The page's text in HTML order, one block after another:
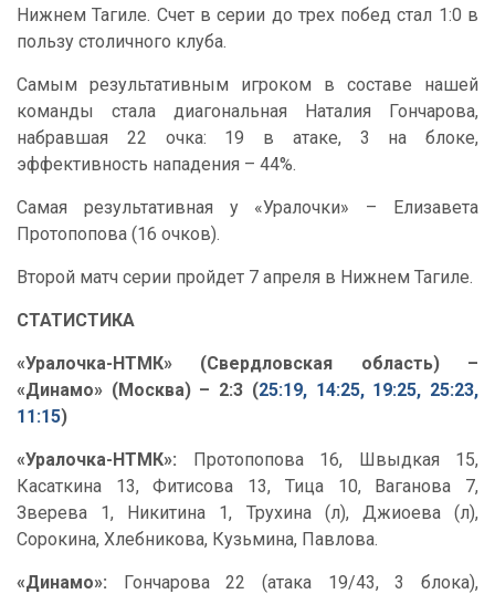
Нижнем Тагиле. Счет в серии до трех побед стал 1:0 в
пользу столичного клуба.
Самым результативным игроком в составе нашей
команды стала диагональная Наталия Гончарова,
набравшая 22 очка: 19 в атаке, 3 на блоке,
эффективность нападения – 44%.
Самая результативная у «Уралочки» – Елизавета
Протопопова (16 очков).
Второй матч серии пройдет 7 апреля в Нижнем Тагиле.
СТАТИСТИКА
«Уралочка-НТМК» (Свердловская область) –
«Динамо» (Москва) – 2:3 (25:19, 14:25, 19:25, 25:23,
11:15)
«Уралочка-НТМК»: Протопопова 16, Швыдкая 15,
Касаткина 13, Фитисова 13, Тица 10, Ваганова 7,
Зверева 1, Никитина 1, Трухина (л), Джиоева (л),
Сорокина, Хлебникова, Кузьмина, Павлова.
«Динамо»: Гончарова 22 (атака 19/43, 3 блока),